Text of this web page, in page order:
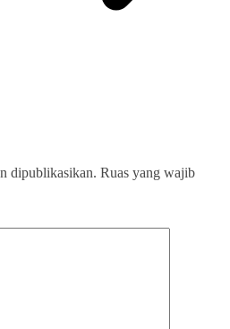
dipublikasikan. Ruas yang wajib